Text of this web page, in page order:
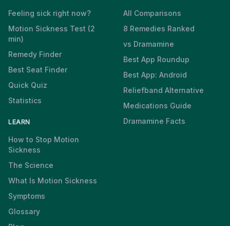
Feeling sick right now?
Motion Sickness Test (2
min)
Remedy Finder
Best Seat Finder
Quick Quiz
Statistics
LEARN
How to Stop Motion
Sickness
The Science
What Is Motion Sickness
Symptoms
Glossary
All Comparisons
8 Remedies Ranked
vs Dramamine
Best App Roundup
Best App: Android
Reliefband Alternative
Medications Guide
Dramamine Facts